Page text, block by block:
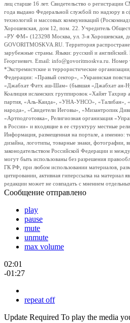
лиц старше 16 лет. Свидетельство о
года выдано Федеральной службой по надзору в
технологий и массовых коммуникаций
Хорошевская, дом 12, пом. 22. Учредитель
«РУ ФМ» (123298 Москва, ул. 3-я Хорошевская,
GOVORITMOSKVA.RU. Территория
зарубежные страны. Языки: русский и
Георгиевич. Email: info@govoritmoskva.ru. Номер
*Экстремистские и террористические
Федерации: «Правый сектор», «Украинская
«Джабхат Фатх аш-Шам» (бывшая «Джабхат ан-
Коалиция исламских группировок «Хайят
партия, «Аль-Каида», «УНА-УНСО», «Талибан»,
народа», «Свидетели Иеговы», «Мизантропик
«Артподготовка», Религиозная организация
в России» и входящие в ее структуру местные
Информация, размещенная на портале, а именно:
дизайна, логотипы, товарные знаки, фотографии,
законодательством Российской Федерации и
могут быть использованы без разрешения
ГК РФ, при любом использовании материалов,
цитировании, активная гиперссылка на материал
редакции может не совпадать с мнением
Сообщение отправлено
play
pause
mute
unmute
max volume
02:01
-01:27
repeat off
Update Required To play the media